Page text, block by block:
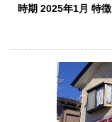
時期 2025年1月 特徴